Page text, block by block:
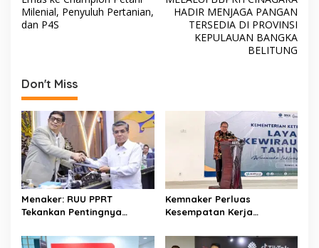
o
o
A
s
t
a
v
i
g
a
t
i
o
n
Milenial, Penyuluh Pertanian,
dan P4S
HADIR MENJAGA PANGAN
TERSEDIA DI PROVINSI
KEPULAUAN BANGKA
BELITUNG
Don't Miss
Menaker: RUU PPRT
Tekankan Pentingnya
Tangga
Kemnaker Perluas
Kesempatan Kerja
Wirausaha